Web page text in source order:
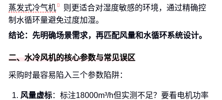
蒸发式冷气机
则更适合对湿度敏感的环境，通过精确控
制水循环量避免过度加湿。
结论：先明确场景需求，再匹配风量和水循环系统设计。
二、水冷风机的核心参数与常见误区
采购时最容易陷入三个参数陷阱：
风量虚标：标注18000m³/h但实测不足？要看电机功率